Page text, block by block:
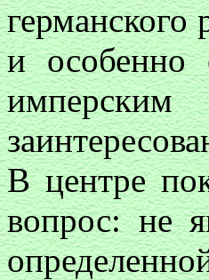
германского
и особенно
В центре
вопрос: не